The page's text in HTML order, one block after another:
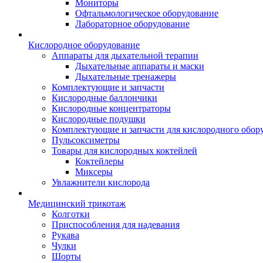
Мониторы
Офтальмологическое оборудование
Лабораторное оборудование
Кислородное оборудование
Аппараты для дыхательной терапии
Дыхательные аппараты и маски
Дыхательные тренажеры
Комплектующие и запчасти
Кислородные баллончики
Кислородные концентраторы
Кислородные подушки
Комплектующие и запчасти для кислородного
Пульсоксиметры
Товары для кислородных коктейлей
Коктейлеры
Миксеры
Увлажнители кислорода
Медицинский трикотаж
Колготки
Приспособления для надевания
Рукава
Чулки
Шорты